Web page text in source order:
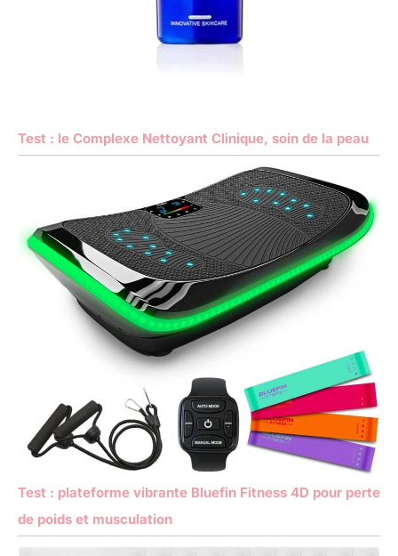
Test : le Complexe Nettoyant Clinique, soin de la peau
Test : plateforme vibrante Bluefin Fitness 4D pour perte
de poids et musculation